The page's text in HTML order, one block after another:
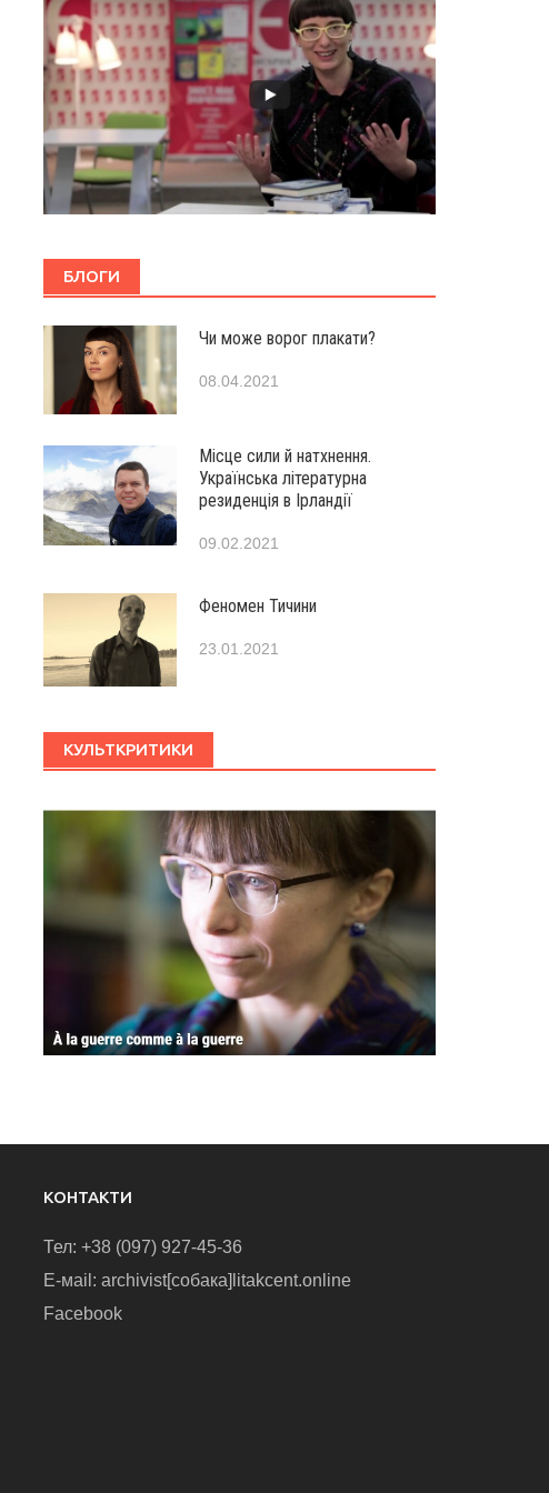
БЛОГИ
Чи може ворог плакати?
08.04.2021
Місце сили й натхнення.
Українська літературна
резиденція в Ірландії
09.02.2021
Феномен Тичини
23.01.2021
КУЛЬТКРИТИКИ
КОНТАКТИ
Тел: +38 (097) 927-45-36
E-маіl: archivist[собака]litakcent.online
Facebook